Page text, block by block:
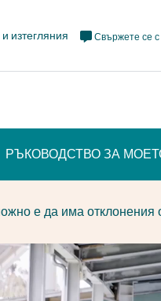
изтегляния
Meta
Social
Свържете се с
РЪКОВОДСТВО ЗА
е да има отклонения